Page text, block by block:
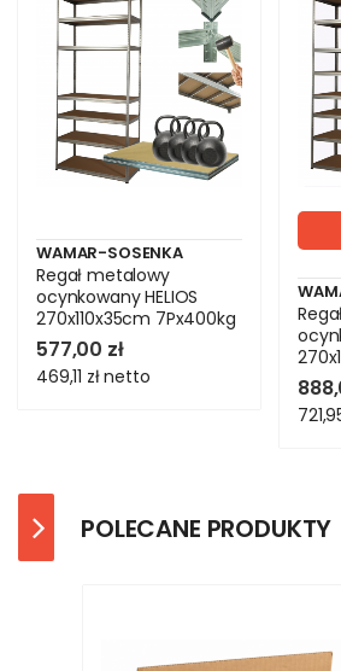
WAMAR-SOSENKA
Regał metalowy
ocynkowany HELIOS
270x110x35cm 7Px400kg
.:.
577,00 zł
469,11 złnetto
.:.
POLECANE PRODUKTY